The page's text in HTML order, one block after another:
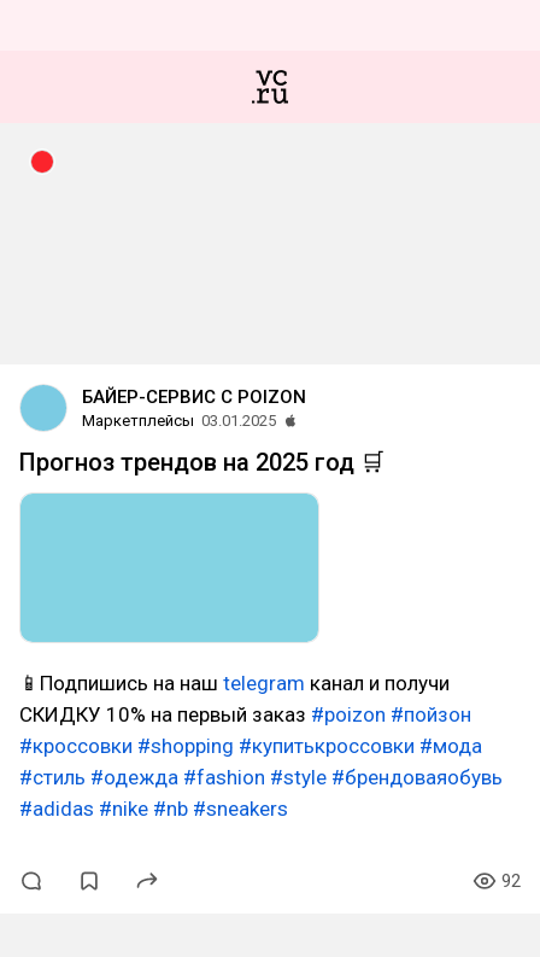
БАЙЕР-СЕРВИС С POIZON
Маркетплейсы 03.01.2025
Прогноз трендов на 2025 год 🛒
📱Подпишись на наш telegram канал и получи
СКИДКУ 10% на первый заказ #poizon #пойзон
#кроссовки #shopping #купитькроссовки #мода
#стиль #одежда #fashion #style #брендоваяобувь
#adidas #nike #nb #sneakers
92